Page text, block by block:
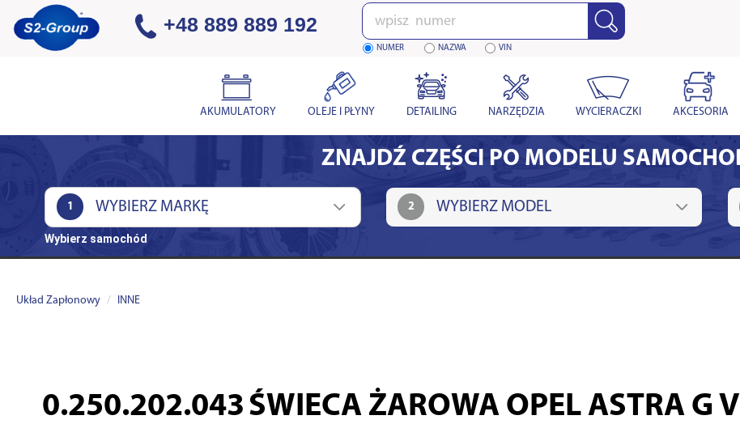
+48 889 889 192 Wpisz
numer
NUMER NAZWA VIN
AKUMULATORY OLEJE I PŁYNY DETAILING NARZĘDZIA WYCIERACZKI AKCESORIA
ZNAJDŹ CZĘŚCI PO MODELU
1 2
Wybierz samochód
Układ Zapłonowy INNE
0.250.202.043 ŚWIECA ŻAROWA OPEL ASTRA G